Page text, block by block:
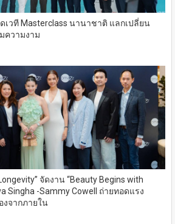
เวที Masterclass นานาชาติ​ แลกเปลี่ยน
ความงาม
จัดงาน “Beauty Begins with
Singha -​Sammy Cowell ถ่ายทอดแรง
งจากภายใน